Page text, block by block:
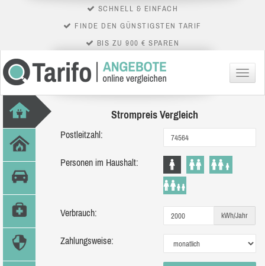
SCHNELL & EINFACH
FINDE DEN GÜNSTIGSTEN TARIF
BIS ZU 900 € SPAREN
Menü
Strompreis Vergleich
Postleitzahl:
Personen im Haushalt:
Verbrauch: kWh/Jahr
Zahlungsweise: